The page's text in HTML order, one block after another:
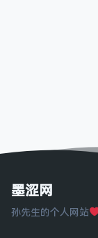
墨涩网
孙先生的个人网站